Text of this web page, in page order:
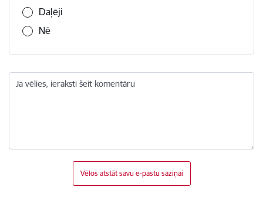
Daļēji
Nē
Ja vēlies, ieraksti šeit komentāru
Vēlos atstāt savu e-pastu saziņai